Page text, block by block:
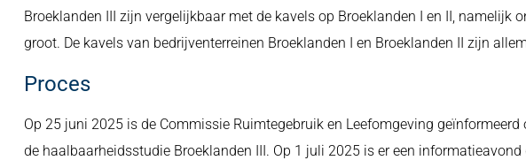
Broeklanden III zijn vergelijkbaar met de kavels op Broeklanden I en II, namelijk
groot. De kavels van bedrijventerreinen Broeklanden I en Broeklanden II zijn
Proces
Op 25 juni 2025 is de Commissie Ruimtegebruik en Leefomgeving
de haalbaarheidsstudie Broeklanden III. Op 1 juli 2025 is er een